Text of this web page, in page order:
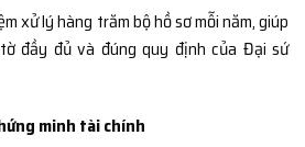
xử lý hàng trăm bộ hồ sơ mỗi năm, giúp
đầy đủ và đúng quy định của Đại sứ
minh tài chính